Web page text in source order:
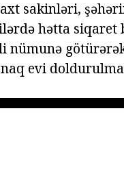
sakinləri,
hətta siqaret
nümunə
evi